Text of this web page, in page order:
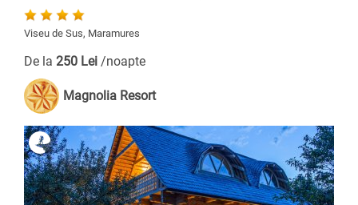
Viseu de Sus, Maramures
De la 250 Lei /noapte
Magnolia Resort